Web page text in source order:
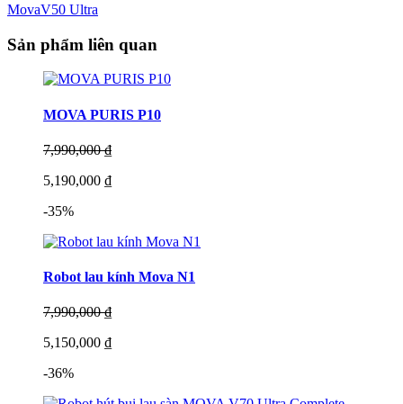
MovaV50 Ultra
Sản phẩm liên quan
MOVA PURIS P10
7,990,000 ₫
5,190,000 ₫
-35%
Robot lau kính Mova N1
7,990,000 ₫
5,150,000 ₫
-36%